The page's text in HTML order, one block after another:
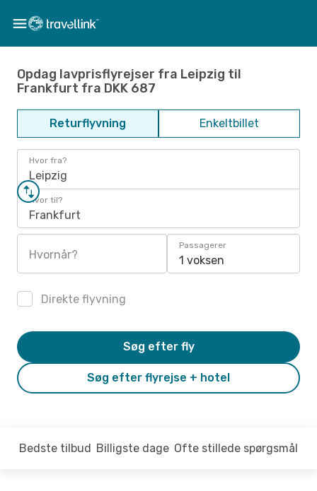
Opdag lavprisflyrejser fra Leipzig til
Frankfurt fra DKK 687
Returflyvning Enkeltbillet
Hvor fra?
Leipzig
Hvor til?
Frankfurt
Hvornår?
Passagerer
1 voksen
Direkte flyvning
Søg efter flyrejse + hotel
Søg efter fly
Bedste tilbud Billigste dage Ofte stillede spørgsmål